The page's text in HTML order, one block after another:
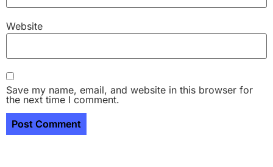
Website
Save my name, email, and website in this browser for
the next time I comment.